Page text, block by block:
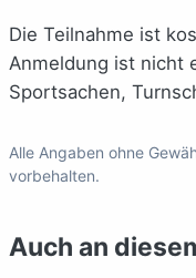
Die Teilnahme ist
Anmeldung ist nicht
Sportsachen,
Alle Angaben ohne
vorbehalten.
Auch an